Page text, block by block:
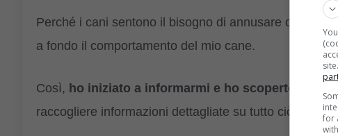
Perché i cani sentono il bisogno di annusare ogni
a fondo il comportamento del mio cane.
Così, ho iniziato a informarmi e ho scoperto che
raccogliere informazioni dettagliate su tutto ciò che lifor